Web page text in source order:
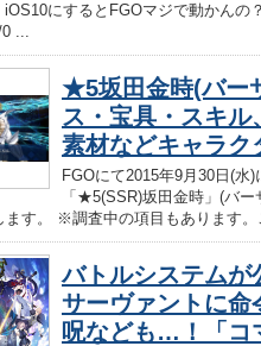
iOS10にするとFGOマジで動かんの
...
★5坂田金時(バー
ス・宝具・スキ
素材などキャラク
FGOにて2015年9月30日(水)
「★5(SSR)坂田金時」(バ
ます。 ※調査中の項目もあります
バトルシステムが
サーヴァントに命
呪なども…！「コ